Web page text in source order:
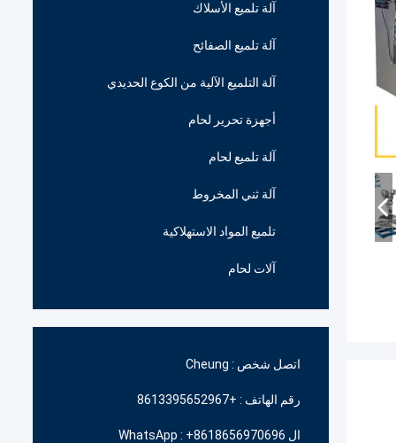
آلة تلميع الأسلاك
آلة تلميع الصفائح
آلة التلميع الآلية من الكوع الحديدي
أجهزة تحرير لحام
آلة تلميع لحام
آلة ثني المخروط
تلميع المواد الاستهلاكية
آلات لحام
اتصل شخص : Cheung
رقم الهاتف : +8613395652967
ال WhatsApp : +8618656970696